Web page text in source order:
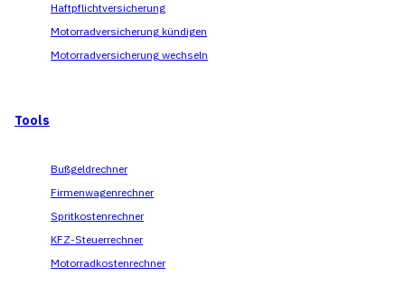
Haftpflichtversicherung
Motorradversicherung kündigen
Motorradversicherung wechseln
Tools
Bußgeldrechner
Firmenwagenrechner
Spritkostenrechner
KFZ-Steuerrechner
Motorradkostenrechner